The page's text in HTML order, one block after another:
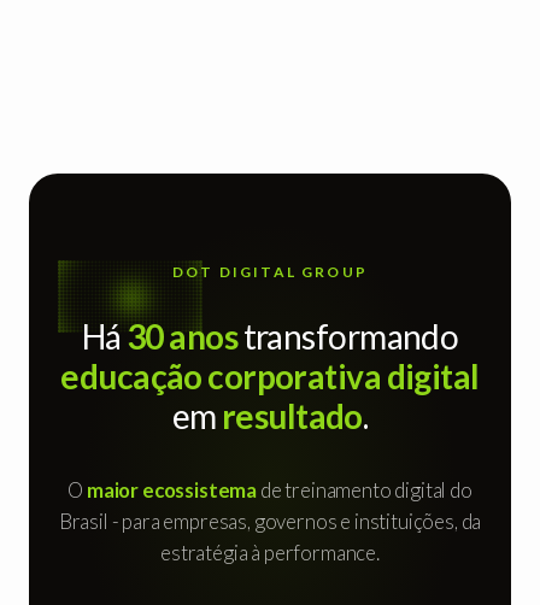
DOT DIGITAL GROUP
Há30 anostransformando
educação corporativa digital
em resultado.
O maior ecossistemade treinamento digital do
Brasil - para empresas, governos e instituições, da
estratégia à performance.